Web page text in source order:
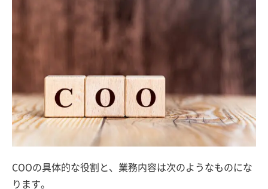
COOの具体的な役割と、業務内容は次のようなものにな
ります。